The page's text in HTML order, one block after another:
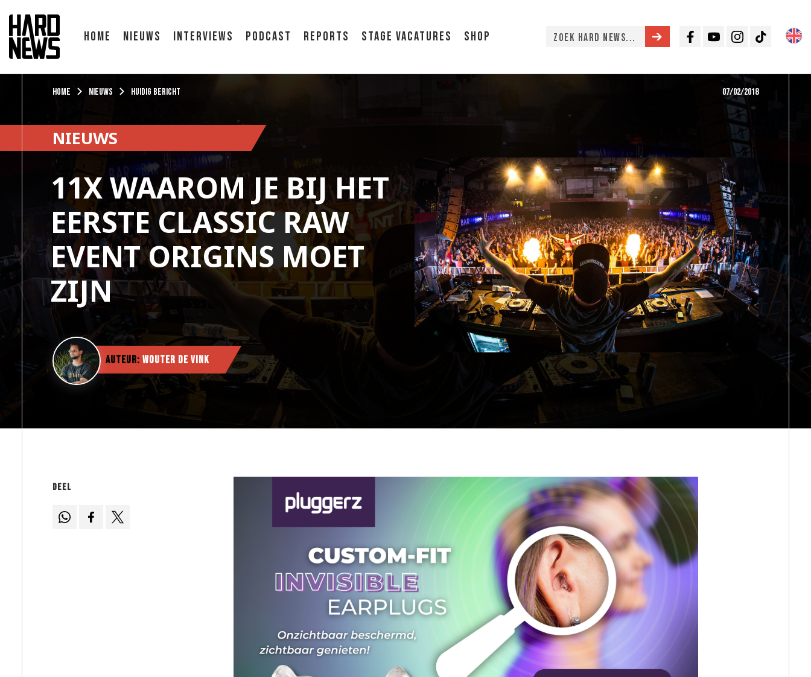
Home Nieuws Interviews Podcast Reports Stage vacatures Shop
Facebook
YoutubeInstagramTikTok
Home Nieuws Huidig bericht 07/02/2018
NIEUWS
11X WAAROM JE BIJ HET
EERSTE CLASSIC RAW
EVENT ORIGINS MOET
ZIJN
Auteur: Wouter de Vink
Deel